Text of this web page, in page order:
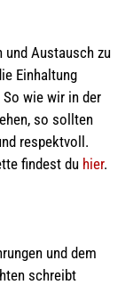
und Austausch zu
Einhaltung
wie wir in der
so sollten
respektvoll.
findest du hier.
und dem
schreibt